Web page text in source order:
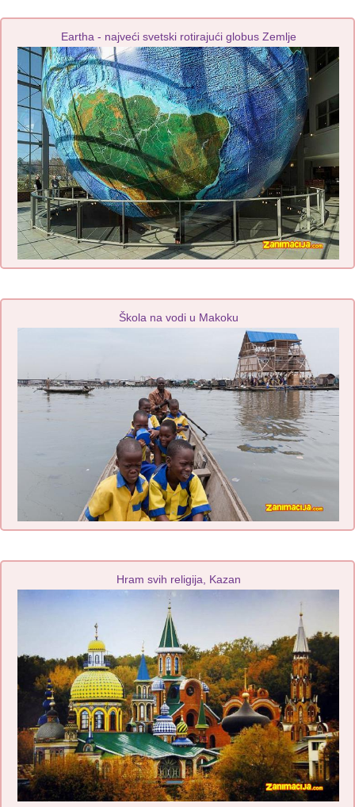
Eartha - najveći svetski rotirajući globus Zemlje
Škola na vodi u Makoku
Hram svih religija, Kazan